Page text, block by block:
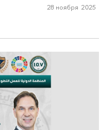
28 ноября 2025